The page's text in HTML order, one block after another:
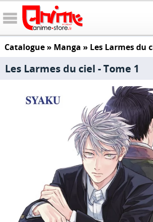
Catalogue» Manga » Les Larmes du
Les Larmes du ciel - Tome 1